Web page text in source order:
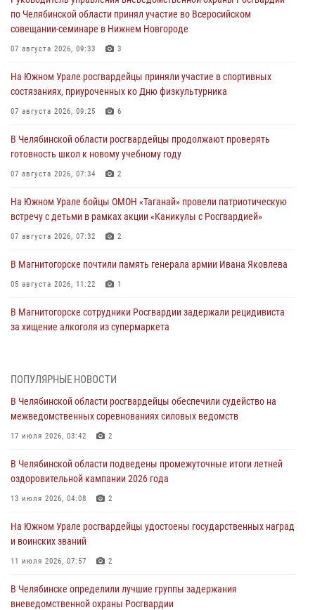
по Челябинской области принял участие во Всеросийском
совещании-семинаре в Нижнем Новгороде
07 августа 2026, 09:33 3
На Южном Урале росгвардейцы приняли участие в спортивных
состязаниях, приуроченных ко Дню физкультурника
07 августа 2026, 09:25 6
В Челябинской области росгвардейцы продолжают проверять
готовность школ к новому учебному году
07 августа 2026, 07:34 2
На Южном Урале бойцы ОМОН «Таганай» провели патриотическую
встречу с детьми в рамках акции «Каникулы с Росгвардией»
07 августа 2026, 07:32 2
В Магнитогорске почтили память генерала армии Ивана Яковлева
05 августа 2026, 11:22 1
В Магнитогорске сотрудники Росгвардии задержали рецидивиста
за хищение алкоголя из супермаркета
На Южном Урале спецназ Росгвардии провел военно-полевые
Росгвардейцы задержали трёх магазинных воров в Челябинске
На Южном Урале сотрудники Росгвардии задержали
подозреваемого в совершении убийства
В Челябинской области росгвардейцами по горячим следам
задержан подозреваемый в грабеже
ПОПУЛЯРНЫЕ НОВОСТИ
В Челябинской области росгвардейцы обеспечили судейство на
межведомственных соревнованиях силовых ведомств
17 июля 2026, 03:42 2
В Челябинской области подведены промежуточные итоги летней
оздоровительной кампании 2026 года
13 июля 2026, 04:08 2
На Южном Урале росгвардейцы удостоены государственных наград
и воинских званий
11 июля 2026, 07:57 2
В Челябинске определили лучшие группы задержания
вневедомственной охраны Росгвардии